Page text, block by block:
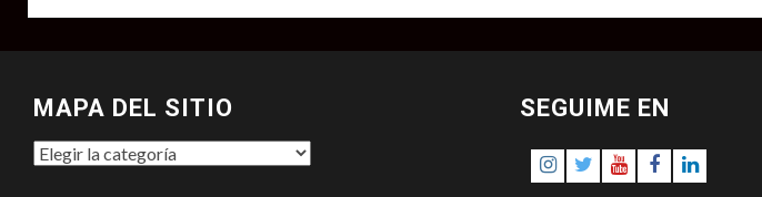
MAPA DEL SITIO
MAPA
SEGUIME EN
Instagram
TwitterYoutubeFacebookLinkedIn